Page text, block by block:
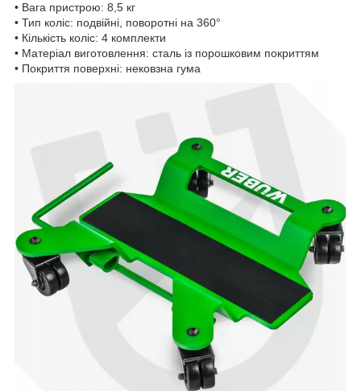
• Вага пристрою: 8,5 кг
• Тип коліс: подвійні, поворотні на 360°
• Кількість коліс: 4 комплекти
• Матеріал виготовлення: сталь із порошковим покриттям
• Покриття поверхні: нековзна гума